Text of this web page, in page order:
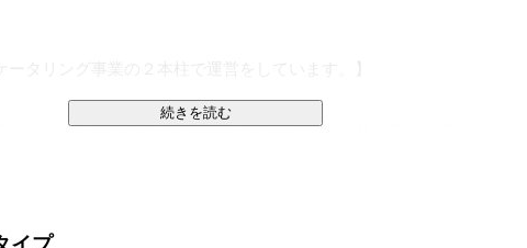
ルやゲストハウスなどのブライダル部門のコンサルティングから
続きを読む